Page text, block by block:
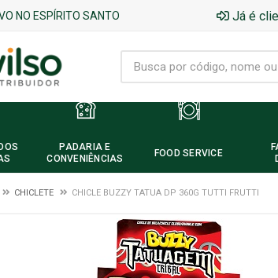
NO ESPÍRITO SANTO Já é
PADARIA E
CONVENIÊNCIAS
FOOD SERVICE
CHICLETE CHICLE BUZZY TATUA DP 360G TUTTI FRUTTI